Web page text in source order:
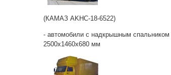
(КАМАЗ AKHC-18-6522)
- автомобили с надкрышным
2500х1460х680 мм